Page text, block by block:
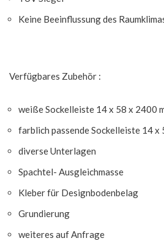
Keine Beeinflussung des
Verfügbares Zubehör :
weiße Sockelleiste 14 x 58 x 2400
farblich passende Sockelleiste 14 x
diverse Unterlagen
Spachtel- Ausgleichmasse
Kleber für Designbodenbelag
Grundierung
weiteres auf Anfrage